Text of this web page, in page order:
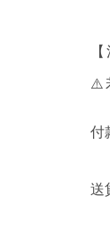
⚠️
付
送